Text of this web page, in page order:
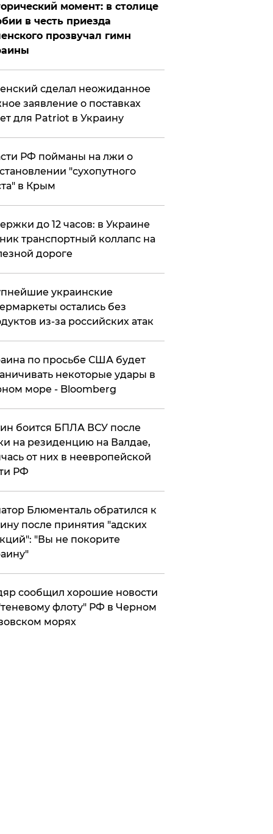
момент: в столице
в честь приезда
прозвучал гимн
сделал неожиданное
заявление о поставках
для Patriot в Украину
РФ пойманы на лжи о
"сухопутного
в Крым
до 12 часов: в Украине
транспортный коллапс на
дороге
украинские
остались без
из-за российских атак
по просьбе США будет
некоторые удары в
море - Bloomberg
боится БПЛА ВСУ после
на резиденцию на Валдае,
от них в неевропейской
РФ
Блюменталь обратился к
после принятия "адских
"Вы не покорите
сообщил хорошие новости
флоту" РФ в Черном
морях